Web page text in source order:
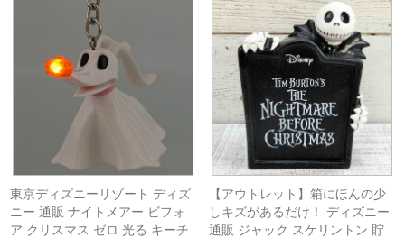
東京ディズニーリゾート ディズ
ニー 通販 ナイトメアー ビフォ
ア クリスマス ゼロ 光る キーチ
【アウトレット】箱にほんの少
しキズがあるだけ！ ディズニー
通販 ジャック スケリントン 貯